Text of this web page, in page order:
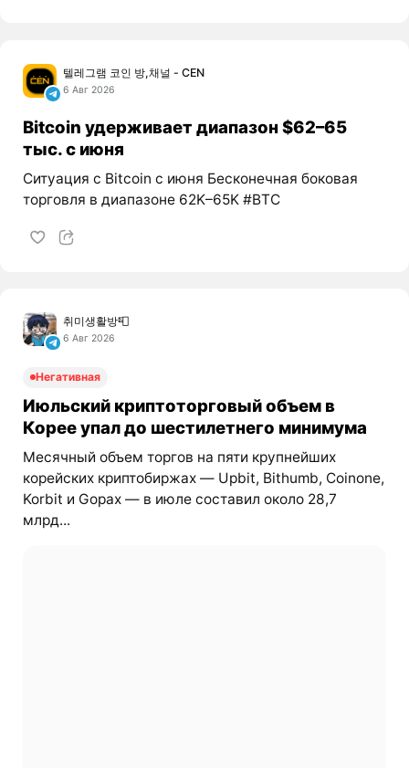
텔레그램 코인 방,채널 - CEN
6 Авг 2026
Bitcoin удерживает диапазон $62–65
тыс. с июня
Ситуация с Bitcoin с июня Бесконечная боковая
торговля в диапазоне 62K–65K #BTC
취미생활방📮
6 Авг 2026
Негативная
Июльский криптоторговый объем в
Корее упал до шестилетнего минимума
Месячный объем торгов на пяти крупнейших
корейских криптобиржах — Upbit, Bithumb, Coinone,
Korbit и Gopax — в июле составил около 28,7
млрд...